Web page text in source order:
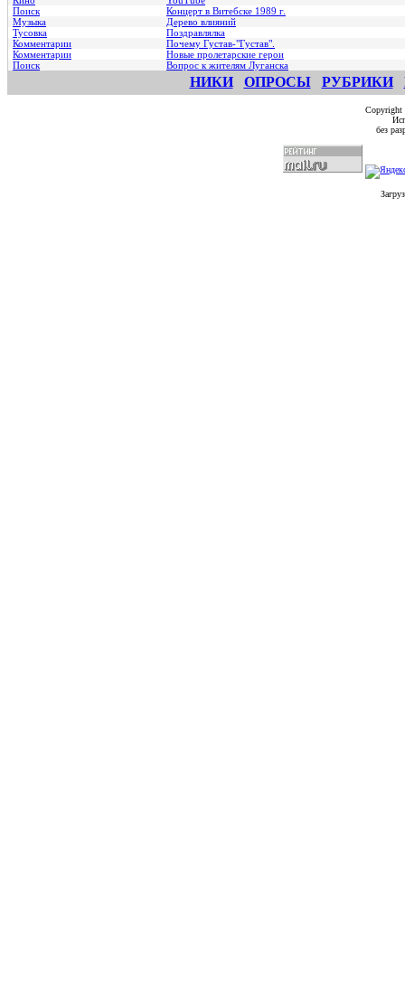
Поиск
Концерт в Витебске 1989 г.
Музыка
Дерево влияний
Тусовка
Поздравлялка
Комментарии
Почему Густав-"Густав".
Комментарии
Hовые пролетарские герои
Поиск
Вопрос к жителям Луганска
НИКИ ОПРОСЫ РУБРИКИ
без